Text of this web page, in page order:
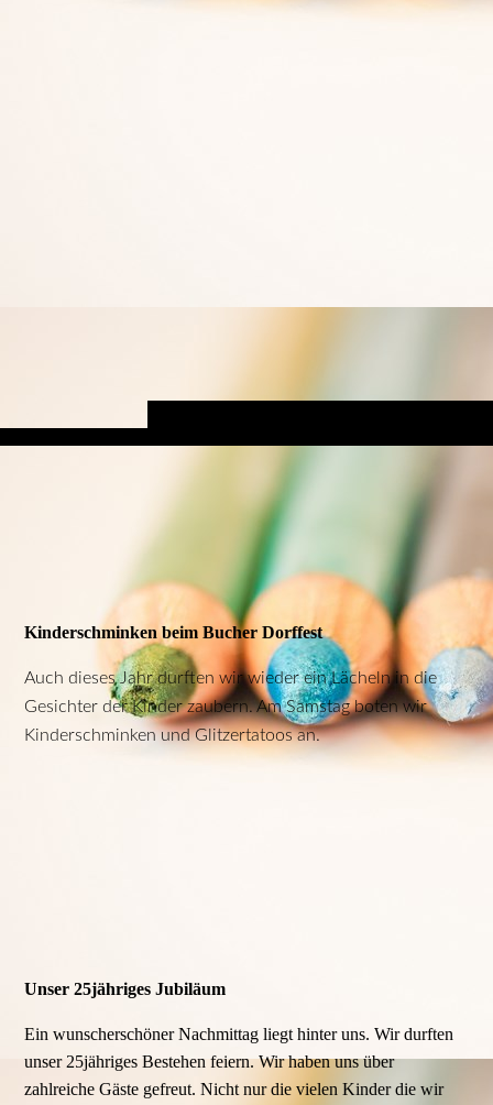
Kinderschminken beim Bucher Dorffest
Auch dieses Jahr durften wir wieder ein Lächeln in die
Gesichter der Kinder zaubern. Am Samstag boten wir
Kinderschminken und Glitzertatoos an.
Unser 25jähriges Jubiläum
Ein wunscherschöner Nachmittag liegt hinter uns. Wir durften
unser 25jähriges Bestehen feiern. Wir haben uns über
zahlreiche Gäste gefreut. Nicht nur die vielen Kinder die wir